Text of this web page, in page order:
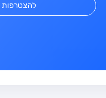
להצטרפות